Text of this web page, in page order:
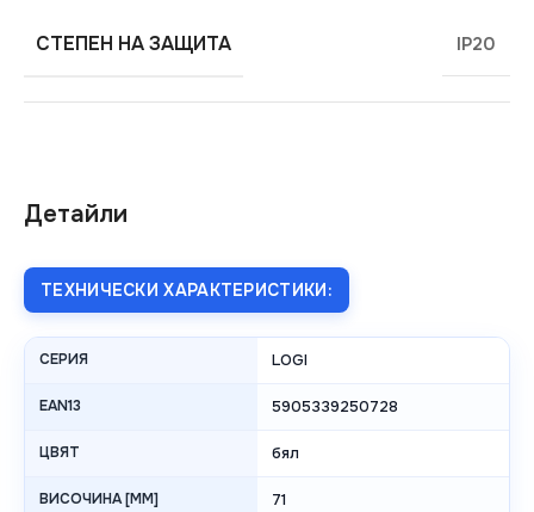
Детайли
ТЕХНИЧЕСКИ ХАРАКТЕРИСТИКИ:
СЕРИЯ LOGI
EAN13 5905339250728
ЦВЯТ бял
ВИСОЧИНА [MM] 71
СТЕПЕН НА ЗАЩИТА IP20